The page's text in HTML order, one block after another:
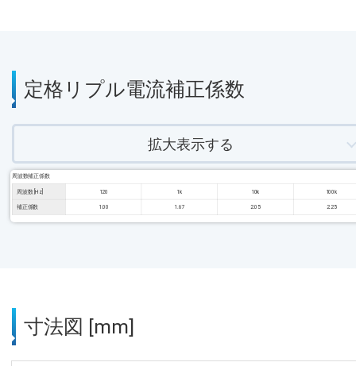
定格リプル電流補正係数
拡大表示する
周波数補正係数
周波数 [Hz] 120 1k 10k 100k
補正係数 1.00 1.67 2.05 2.25
寸法図 [mm]